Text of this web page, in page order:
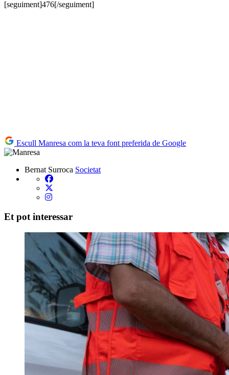
[seguiment]476[/seguiment]
Escull Manresa com la teva font preferida de Google
Bernat Surroca Societat
Et pot interessar